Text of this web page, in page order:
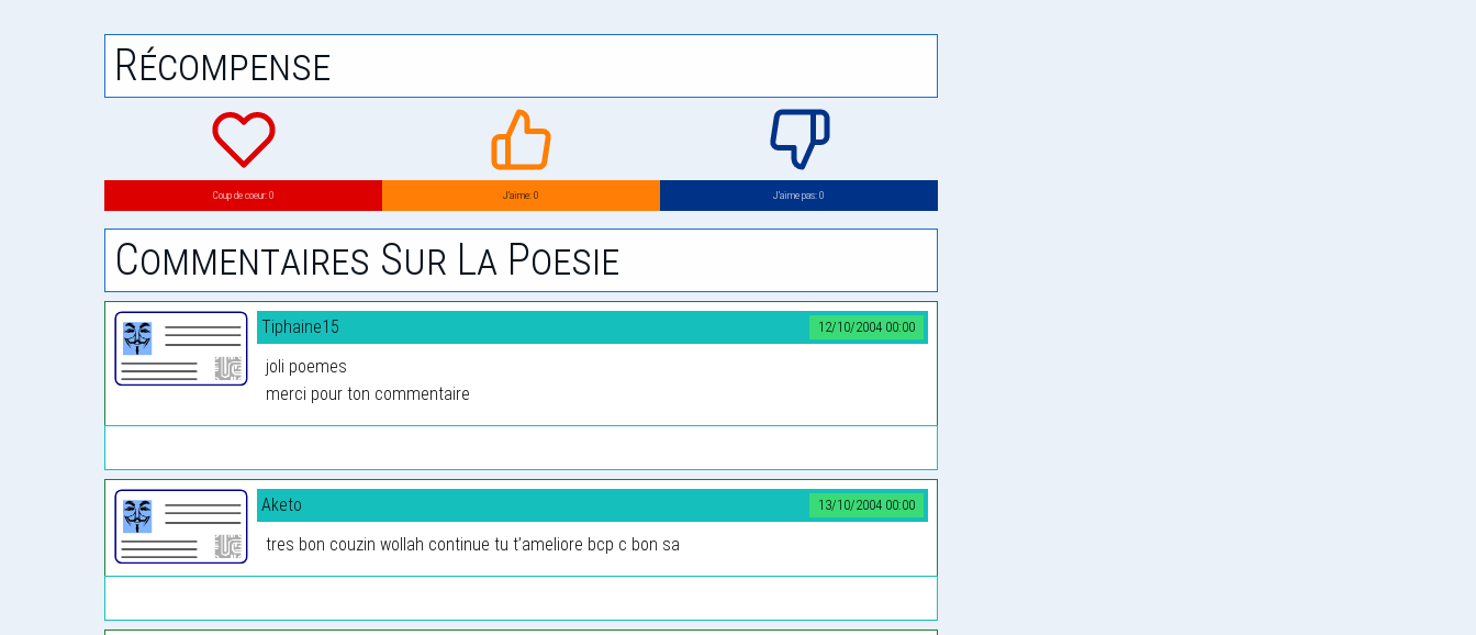
Récompense
Coup de coeur: 0 J’aime: 0 J’aime pas: 0
Commentaires Sur La Poesie
12/10/2004 00:00
Tiphaine15
joli poemes
merci pour ton commentaire
13/10/2004 00:00
Aketo
tres bon couzin wollah continue tu t’ameliore bcp c bon sa